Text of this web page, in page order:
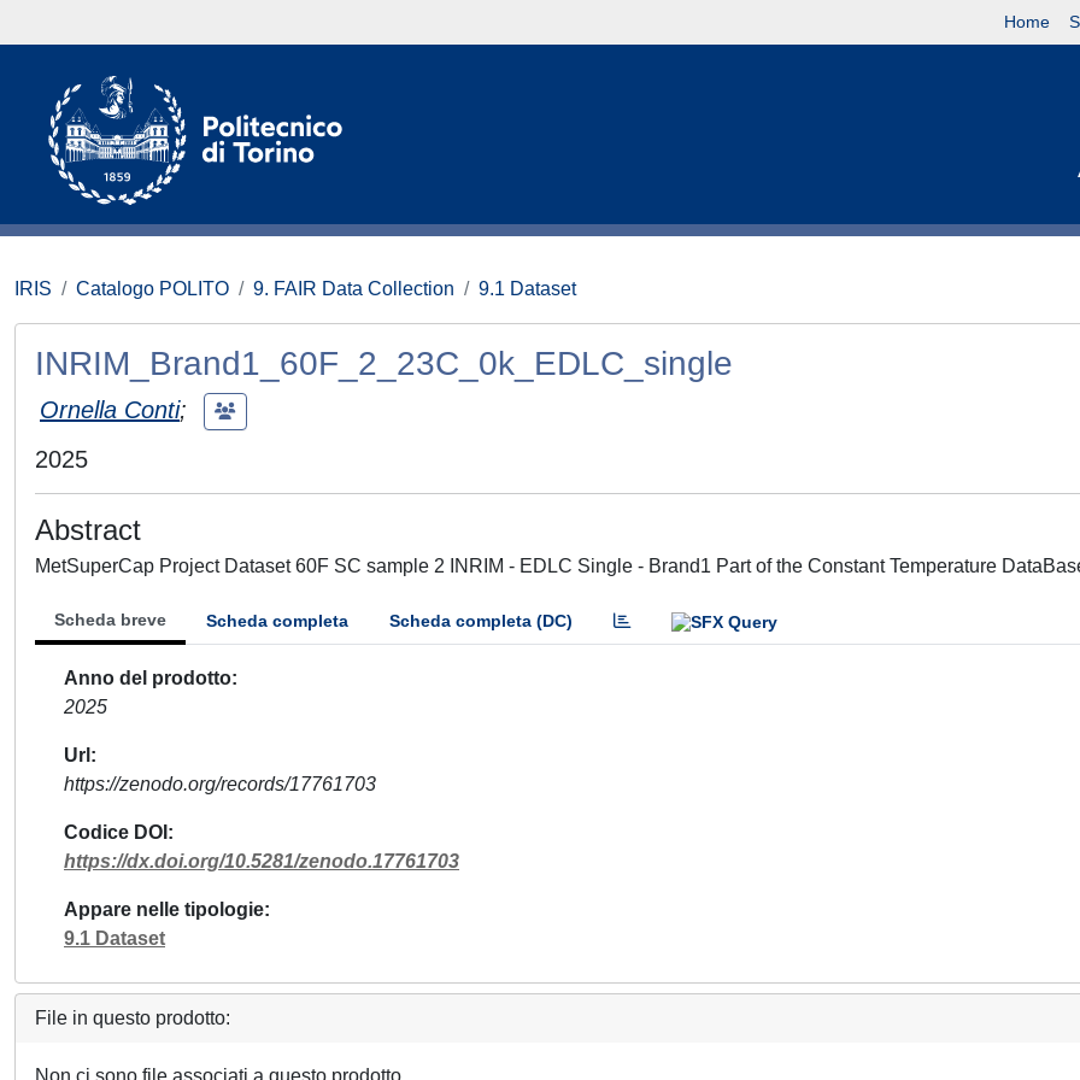
Home
IRIS Catalogo POLITO 9. FAIR Data Collection 9.1 Dataset
INRIM_Brand1_60F_2_23C_0k_EDLC_single
Ornella Conti;
2025
Abstract
MetSuperCap Project Dataset 60F SC sample 2 INRIM - EDLC Single - Brand1 Part of the Constant Temperature
Scheda breve Scheda completa Scheda completa (DC)
Anno del prodotto
2025
Url
https://zenodo.org/records/17761703
Codice DOI
https://dx.doi.org/10.5281/zenodo.17761703
Appare nelle tipologie
9.1 Dataset
File in questo prodotto:
Non ci sono file associati a questo prodotto.